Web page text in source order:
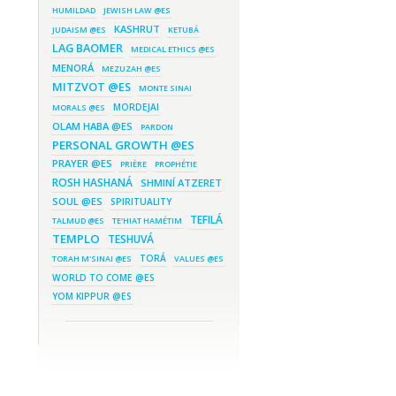
abril 7, 2016 - 9:50 am
Resumen de noticias y
enlaces de interés
marzo 28, 2016 - 6:45 pm
¡ATENCIÓN! Curso de
Coaching para Maguidé Shiur
de TaShema en Argentina
marzo 27, 2016 - 9:00 am
Resumen de noticias y
enlaces de interés
marzo 7, 2016 - 2:57 pm
El “buen invitado” de Shabat
HUMILDAD
JEWISH LAW @ES
JUDAISM @ES
KASHRUT KETUBÁ
LAG BAOMER MEDICAL ETHICS @ES
MENORÁ MEZUZAH @ES
MITZVOT @ES
MONTE SINAI
MORALS @ES
MORDEJAI
OLAM HABA @ES PARDON
PERSONAL GROWTH @ES
PRAYER @ES PRIÈRE PROPHÉTIE
ROSH HASHANÁ
SHMINÍ ATZERET
SOUL @ES
SPIRITUALITY
TALMUD @ES TE'HIAT HAMÉTIM TEFILÁ
TEMPLO TESHUVÁ
TORAH M'SINAI @ES TORÁ VALUES @ES
WORLD TO COME @ES
YOM KIPPUR @ES